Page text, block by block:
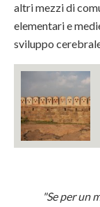
altri mezzi di
elementari e
sviluppo
"Se per un